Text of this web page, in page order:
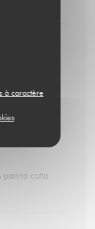
à caractère
panna cotta